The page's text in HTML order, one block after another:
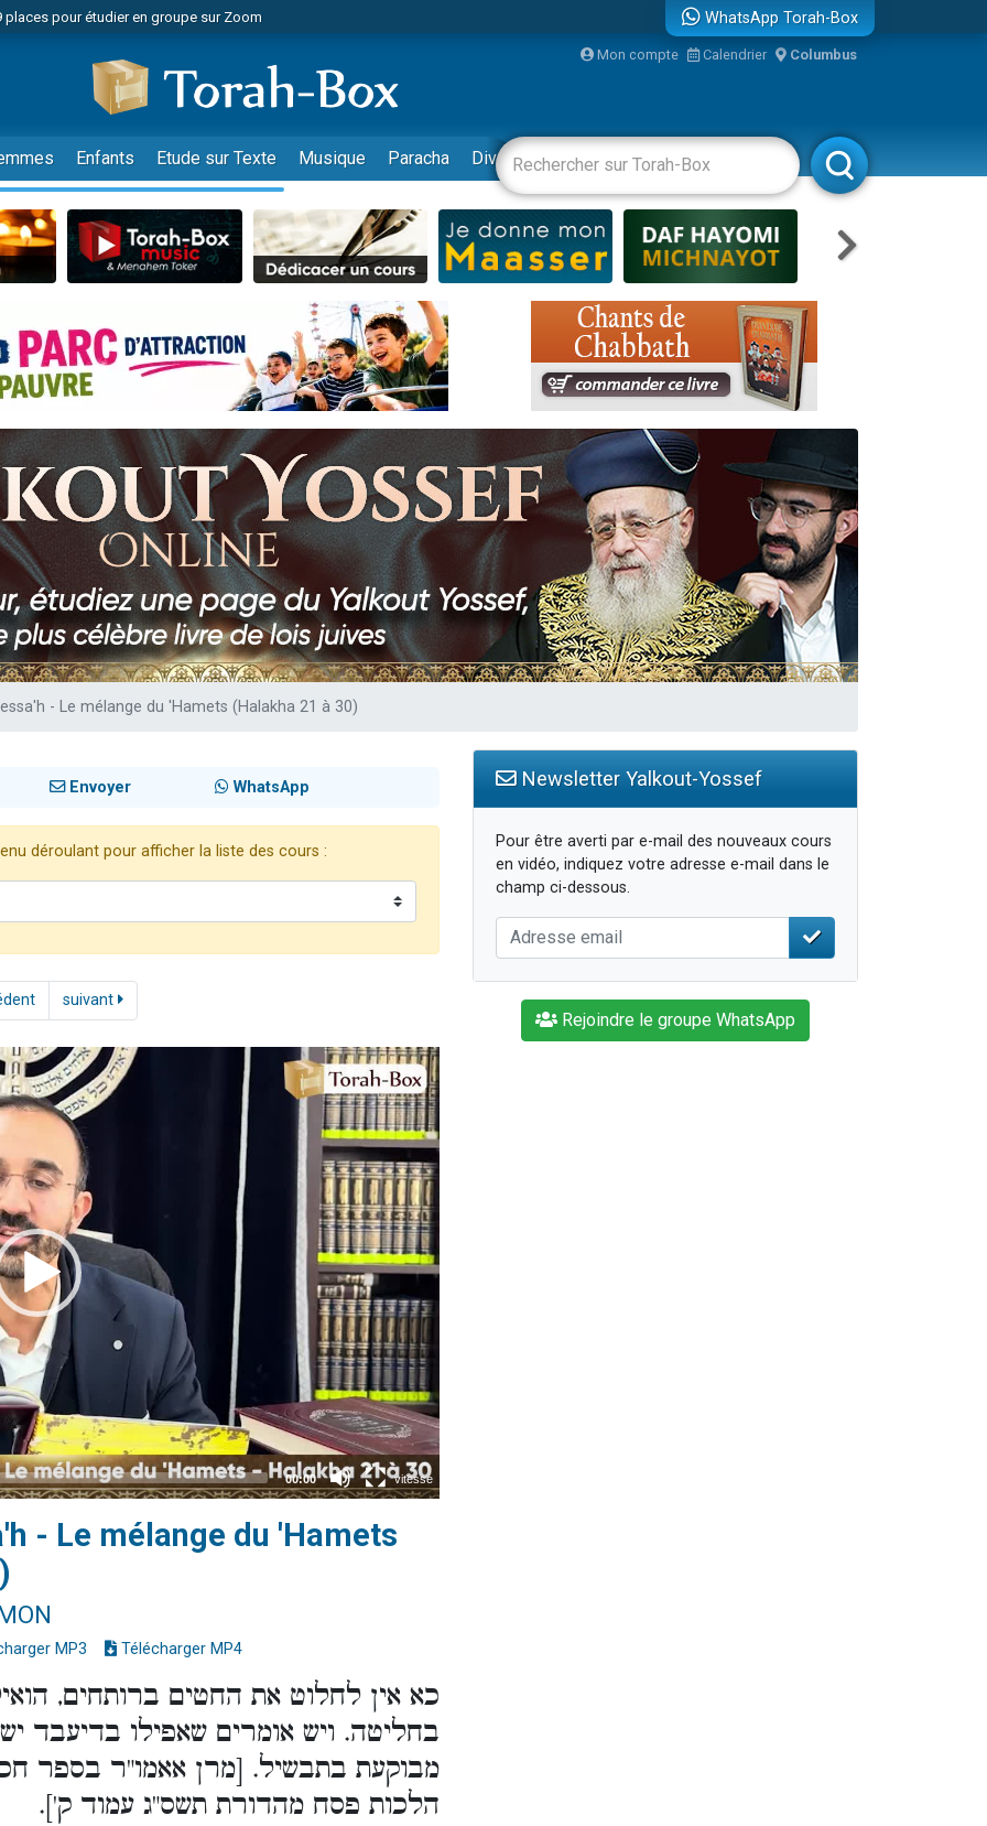
places pour étudier en groupe sur Zoom
de nous rejoindre sur WhatsApp
de nous rejoindre sur WhatsApp
viennent de faire un don pour Reloger Rivka, 6 enfants, victime de violences...
viennent de faire un don pour 1 Journée de Vacances Pour les Enfants
de demander une bénédiction
de nous rejoindre sur WhatsApp
places pour étudier en groupe sur Zoom
de nous rejoindre sur WhatsApp
de nous rejoindre sur WhatsApp
viennent de faire un don pour 5 jours de vacances aux Orphelins
de nous rejoindre sur WhatsApp
viennent de demander une bénédiction
viennent de faire un don pour Sauvez la jambe de Yohan
places pour étudier en groupe sur Zoom
musiques dans Torah-Box Music
viennent de demander une bénédiction
WhatsApp Torah-Box
Mon compte Calendrier Columbus
Enfants Etude sur Texte Musique Paracha Divertissements Livres Rabbanim
- Le mélange du 'Hamets (Halakha 21 à 30)
Envoyer WhatsApp
déroulant pour afficher la liste des cours :
suivant
- Le mélange du 'Hamets
MP3 Télécharger MP4
כא אין לחלוט את החטים ברותחים,
בחליטה. ויש אומרים שאפילו בדיעבד
מבוקעת בתבשיל. [מרן אאמו"ר בספר
הלכות פסח מהדורת תשס"ג עמוד ק'].
Newsletter Yalkout-Yossef
Pour être averti par e-mail des nouveaux cours
en vidéo, indiquez votre adresse e-mail dans le
champ ci-dessous.
Rejoindre le groupe WhatsApp